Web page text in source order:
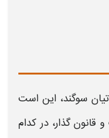
سوگند، این است
گذار، در کدام